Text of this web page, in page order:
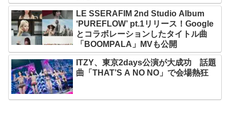
LE SSERAFIM 2nd Studio Album
‘PUREFLOW’ pt.1リリース！Google
とコラボレーションしたタイトル曲
「BOOMPALA」MVも公開
ITZY、東京2days公演が大成功 話題
曲「THAT’S A NO NO」で会場熱狂